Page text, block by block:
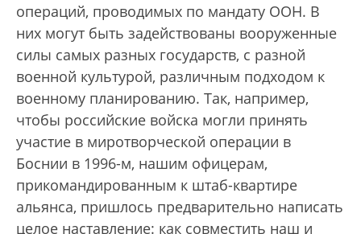
операций, проводимых по мандату ООН. В
них могут быть задействованы вооруженные
силы самых разных государств, с разной
военной культурой, различным подходом к
военному планированию. Так, например,
чтобы российские войска могли принять
участие в миротворческой операции в
Боснии в 1996-м, нашим офицерам,
прикомандированным к штаб-квартире
альянса, пришлось предварительно написать
целое наставление: как совместить наш и